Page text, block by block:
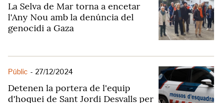
La Selva de Mar torna a encetar
l'Any Nou amb la denúncia del
genocidi a Gaza
Públic - 27/12/2024
Detenen la portera de l'equip
d'hoquei de Sant Jordi Desvalls per